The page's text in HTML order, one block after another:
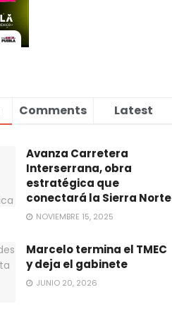
Comments Latest
Avanza Carretera
Interserrana, obra
estratégica que
conectará la Sierra Norte
NOVIEMBRE 15, 2025
Marcelo termina el TMEC
y deja el gabinete
JUNIO 20, 2026